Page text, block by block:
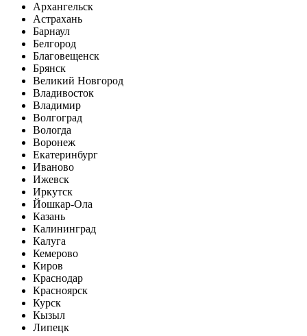
Архангельск
Астрахань
Барнаул
Белгород
Благовещенск
Брянск
Великий Новгород
Владивосток
Владимир
Волгоград
Вологда
Воронеж
Екатеринбург
Иваново
Ижевск
Иркутск
Йошкар-Ола
Казань
Калининград
Калуга
Кемерово
Киров
Краснодар
Красноярск
Курск
Кызыл
Липецк